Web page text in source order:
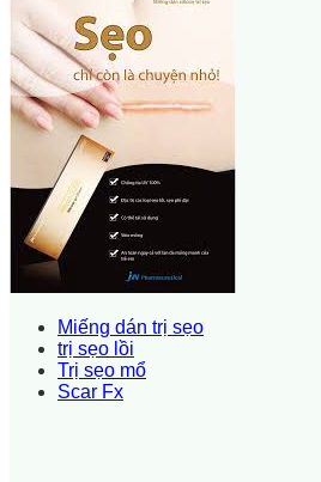
Miếng dán trị sẹo
trị sẹo lồi
Trị sẹo mổ
Scar Fx